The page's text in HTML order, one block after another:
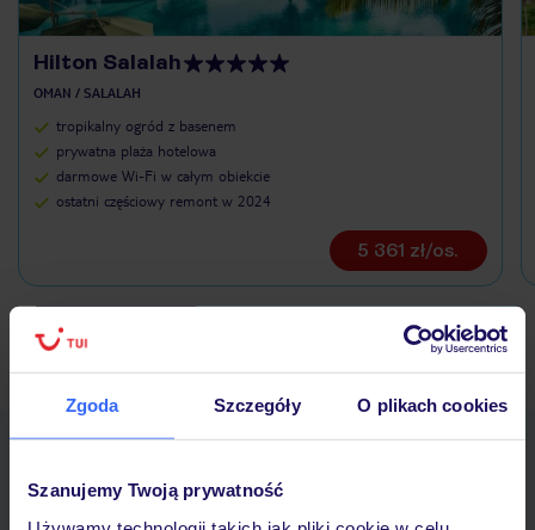
Zgoda Szczegóły O plikach cookies
Szanujemy Twoją prywatność
Hilton Salalah
OMAN / SALALAH
tropikalny ogród z basenem
prywatna plaża hotelowa
darmowe Wi-Fi w całym obiekcie
ostatni częściowy remont w 2024
5 361 zł/os.
Szybkie wyszukiwanie i przeglądanie ofert